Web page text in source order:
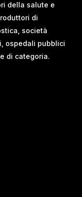
della salute e
di
società
ospedali pubblici
di categoria.